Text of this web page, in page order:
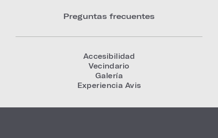
Preguntas frecuentes
Accesibilidad
Vecindario
Galería
Experiencia Avis